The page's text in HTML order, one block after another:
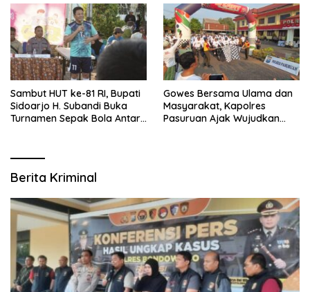
Forkopimda
Sambut HUT ke-81 RI, Bupati
Sidoarjo H. Subandi Buka
Turnamen Sepak Bola Antar
Gowes Bersama Ulama dan
Masyarakat, Kapolres
Pasuruan Ajak Wujudkan
Berita Kriminal